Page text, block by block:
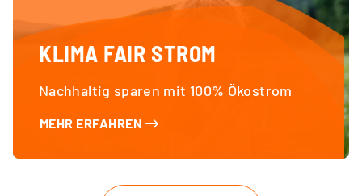
KLIMA FAIR STROM
Nachhaltig sparen mit 100% Ökostrom
MEHR ERFAHREN